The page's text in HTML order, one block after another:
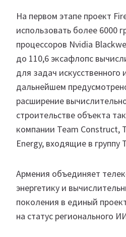
На первом этапе проект
использовать более 6000
процессоров Nvidia
до 110,6 эксафлопс
для задач искусственного
дальнейшем
расширение
строительстве объекта
компании Team Construct,
Energy, входящие в группу
Армения объединяет
энергетику и
поколения в единый
на статус регионального